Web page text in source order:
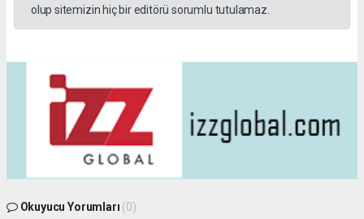
olup sitemizin hiç bir editörü sorumlu tutulamaz.
Okuyucu Yorumları (0)